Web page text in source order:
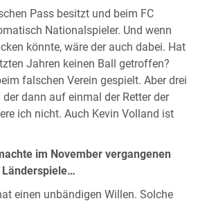
Pass besitzt und beim FC
Nationalspieler. Und wenn
könnte, wäre der auch dabei. Hat
Jahren keinen Ball getroffen?
falschen Verein gespielt. Aber drei
dann auf einmal der Retter der
ich nicht. Auch Kevin Volland ist
im November vergangenen
einen unbändigen Willen. Solche